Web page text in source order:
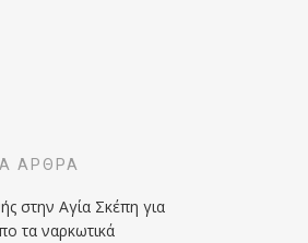
ΆΡΘΡΑ
στην Αγία Σκέπη για
τα ναρκωτικά